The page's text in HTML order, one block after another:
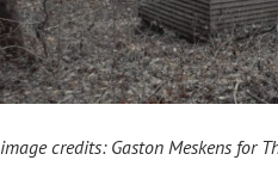
credits: Gaston Meskens for